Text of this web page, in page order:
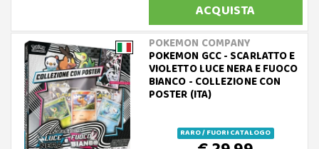
ACQUISTA
POKEMON COMPANY
POKEMON GCC - SCARLATTO E
VIOLETTO LUCE NERA E FUOCO
BIANCO - COLLEZIONE CON
POSTER (ITA)
RARO / FUORI CATALOGO